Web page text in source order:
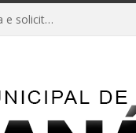
Câmara de Muaná aprova novas políticas para a agricultura e solicita reforma da Ponte do Reduto